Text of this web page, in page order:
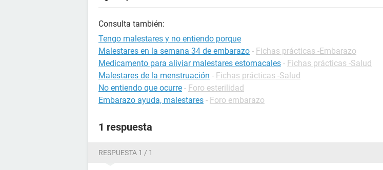
Consulta también:
Tengo malestares y no entiendo porque
Malestares en la semana 34 de embarazo - Fichas prácticas -Embarazo
Medicamento para aliviar malestares estomacales - Fichas prácticas -Salud
Malestares de la menstruación - Fichas prácticas -Salud
No entiendo que ocurre - Foro esterilidad
Embarazo ayuda, malestares - Foro embarazo
1 respuesta
RESPUESTA 1 / 1